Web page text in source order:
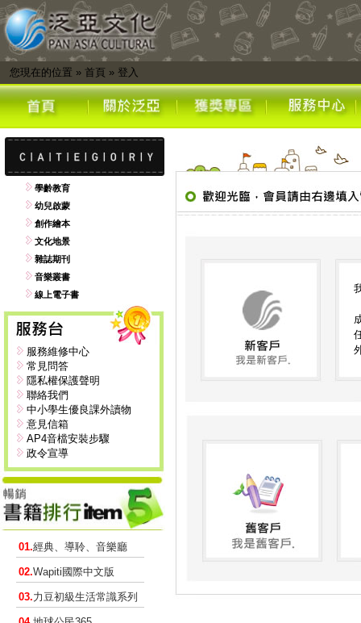
您現在的位置 » 首頁 » 登入
學齡教育
幼兒啟蒙
創作繪本
文化地景
雜誌期刊
音樂叢書
線上電子書
服務維修中心
常見問答
隱私權保護聲明
聯絡我們
中小學生優良課外讀物
意見信箱
AP4音檔安裝步驟
政令宣導
01.經典、導聆、音樂廳
02.Wapiti國際中文版
03.力豆初級生活常識系列